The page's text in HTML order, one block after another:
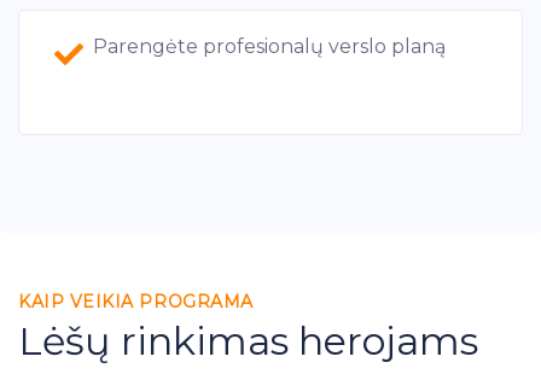
Parengėte profesionalų verslo planą
KAIP VEIKIA PROGRAMA
Lėšų rinkimas herojams